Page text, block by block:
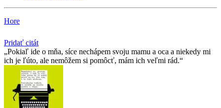
Hore
Pridať citát
Pokiaľ ide o mňa, síce nechápem svoju mamu a oca a niekedy mi
ich je ľúto, ale nemôžem si pomôcť, mám ich veľmi rád.